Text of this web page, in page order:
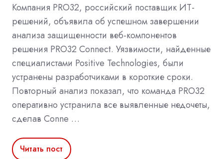
Компания PRO32, российский поставщик ИТ-
решений, объявила об успешном завершении
анализа защищенности веб-компонентов
решения PRO32 Connect. Уязвимости, найденные
специалистами Positive Technologies, были
устранены разработчиками в короткие сроки.
Повторный анализ показал, что команда PRO32
оперативно устранила все выявленные недочеты,
сделав Conne …
Читать пост